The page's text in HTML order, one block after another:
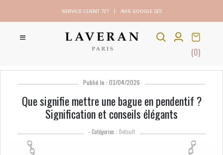
SERVICE CLIENT 7/7 | AVIS GOOGLE 5/5
(0)
Publié le : 03/04/2026
Que signifie mettre une bague en pendentif ?
Signification et conseils élégants
- Catégories : Default